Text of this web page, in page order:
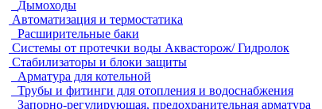
Дымоходы
Автоматизация и термостатика
Расширительные баки
Системы от протечки воды Аквасторож/ Гидролок
Стабилизаторы и блоки защиты
Арматура для котельной
Трубы и фитинги для отопления и водоснабжения
Запорно-регулирующая, предохранительная арматура